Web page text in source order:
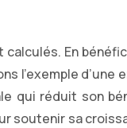
En
l’exemple
qui réduit son
soutenir sa